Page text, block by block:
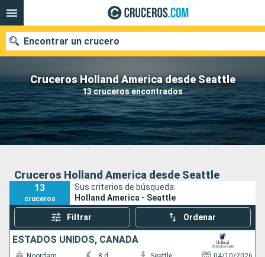
Cruceros Holland America desde Seattle
13 cruceros encontrados
Encontrar un crucero
Nuestros destinos
Fecha de salida
Buscar
Cruceros Holland America desde Seattle
13
cruceros
Sus criterios de búsqueda:
Holland America - Seattle
Filtrar Ordenar
ESTADOS UNIDOS, CANADÁ